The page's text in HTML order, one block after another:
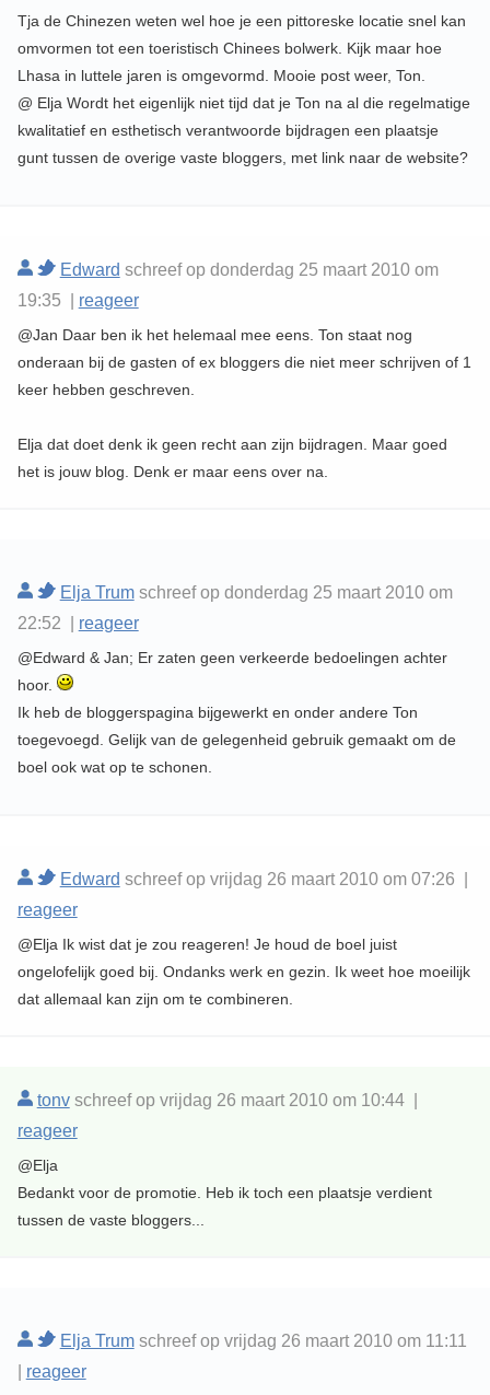
Tja de Chinezen weten wel hoe je een pittoreske locatie snel kan
omvormen tot een toeristisch Chinees bolwerk. Kijk maar hoe
Lhasa in luttele jaren is omgevormd. Mooie post weer, Ton.
@ Elja Wordt het eigenlijk niet tijd dat je Ton na al die regelmatige
kwalitatief en esthetisch verantwoorde bijdragen een plaatsje
gunt tussen de overige vaste bloggers, met link naar de website?
Edward schreef op donderdag 25 maart 2010 om
19:35 | reageer
@Jan Daar ben ik het helemaal mee eens. Ton staat nog
onderaan bij de gasten of ex bloggers die niet meer schrijven of 1
keer hebben geschreven.
Elja dat doet denk ik geen recht aan zijn bijdragen. Maar goed
het is jouw blog. Denk er maar eens over na.
Elja Trumschreef op donderdag 25 maart 2010 om
22:52 | reageer
@Edward & Jan; Er zaten geen verkeerde bedoelingen achter
hoor.
Ik heb de bloggerspagina bijgewerkt en onder andere Ton
toegevoegd. Gelijk van de gelegenheid gebruik gemaakt om de
boel ook wat op te schonen.
Edward schreef op vrijdag 26 maart 2010 om 07:26 |
reageer
@Elja Ik wist dat je zou reageren! Je houd de boel juist
ongelofelijk goed bij. Ondanks werk en gezin. Ik weet hoe moeilijk
dat allemaal kan zijn om te combineren.
tonvschreef op vrijdag 26 maart 2010 om 10:44 |
reageer
@Elja
Bedankt voor de promotie. Heb ik toch een plaatsje verdient
tussen de vaste bloggers...
Elja Trumschreef op vrijdag 26 maart 2010 om 11:11
reageer